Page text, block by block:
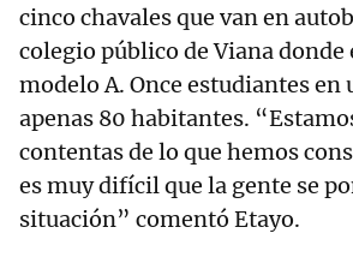
cinco chavales que van en
colegio público de Viana donde
modelo A. Once estudiantes en
apenas 80 habitantes.
contentas de lo que hemos
es muy difícil que la gente se
situación” comentó Etayo.